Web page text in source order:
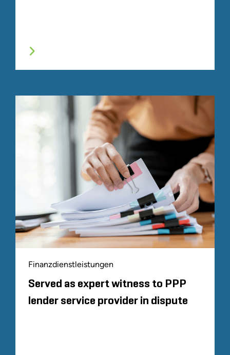
Finanzdienstleistungen
Served as expert witness to PPP
lender service provider in dispute